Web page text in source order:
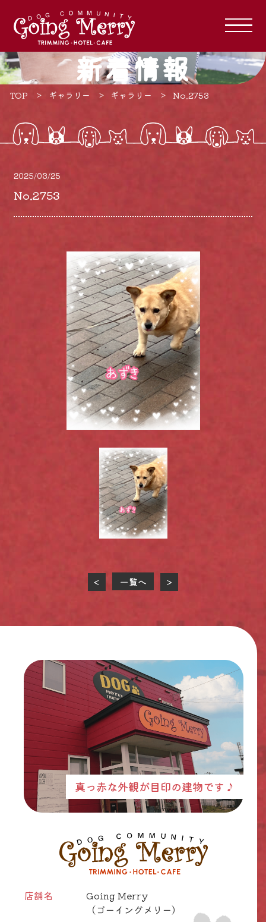
新着情報
TOP ギャラリー ギャラリー No.2753
2025/03/25
No.2753
< 一覧へ >
真っ赤な外観が目印の建物です♪
店舗名
Going Merry
（ゴーイングメリー）